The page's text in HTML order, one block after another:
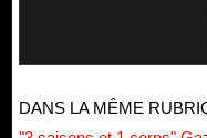
DANS LA MÊME